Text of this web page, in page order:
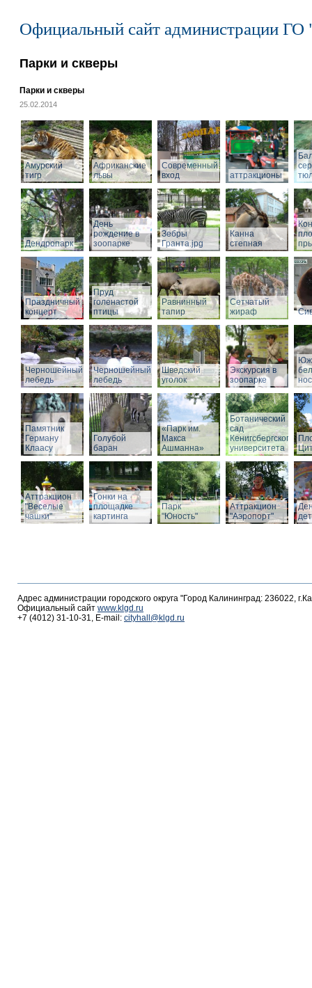
Официальный сайт администрации ГО
Парки и скверы
Парки и скверы
25.02.2014
Амурский
тигр
Африканские
львы
Современный
вход
аттракционы
Дендропарк
День
рождение в
зоопарке
Зебры
Гранта.jpg
Канна
степная
Праздничный
концерт
Пруд
голенастой
птицы
Равнинный
тапир
Сетчатый
жираф
Черношейный
лебедь
Черношейный
лебедь
Шведский
уголок
Экскурсия в
зоопарке
Памятник
Герману
Клаасу
Голубой
баран
«Парк им.
Макса
Ашманна»
Ботанический
сад
Кенигсбергского
университета
Аттракцион
"Веселые
чашки"
Гонки на
площадке
картинга
Парк
"Юность"
Аттракцион
"Аэропорт"
Адрес администрации городского округа "Город Калининград: 236022,
Официальный сайт www.klgd.ru
+7 (4012) 31-10-31, E-mail: cityhall@klgd.ru